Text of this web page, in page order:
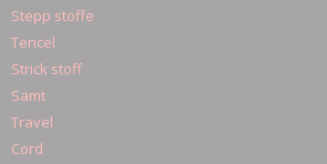
Stepp stoffe
Tencel
Strick stoff
Samt
Travel
Cord